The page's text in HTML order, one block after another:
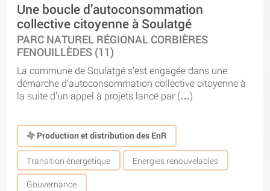
Une boucle d’autoconsommation
collective citoyenne à Soulatgé
PARC NATUREL RÉGIONAL CORBIÈRES
FENOUILLÈDES (11)
La commune de Soulatgé s’est engagée dans une
démarche d’autoconsommation collective citoyenne à
la suite d’un appel à projets lancé par (…)
Production et distribution des EnR
Transition énergétique Energies renouvelables
Gouvernance